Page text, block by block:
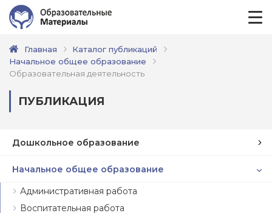
Главная
Каталог публикаций
Начальное общее образование
Образовательная деятельность
ПУБЛИКАЦИЯ
Дошкольное образование
Начальное общее образование
Административная работа
Воспитательная работа